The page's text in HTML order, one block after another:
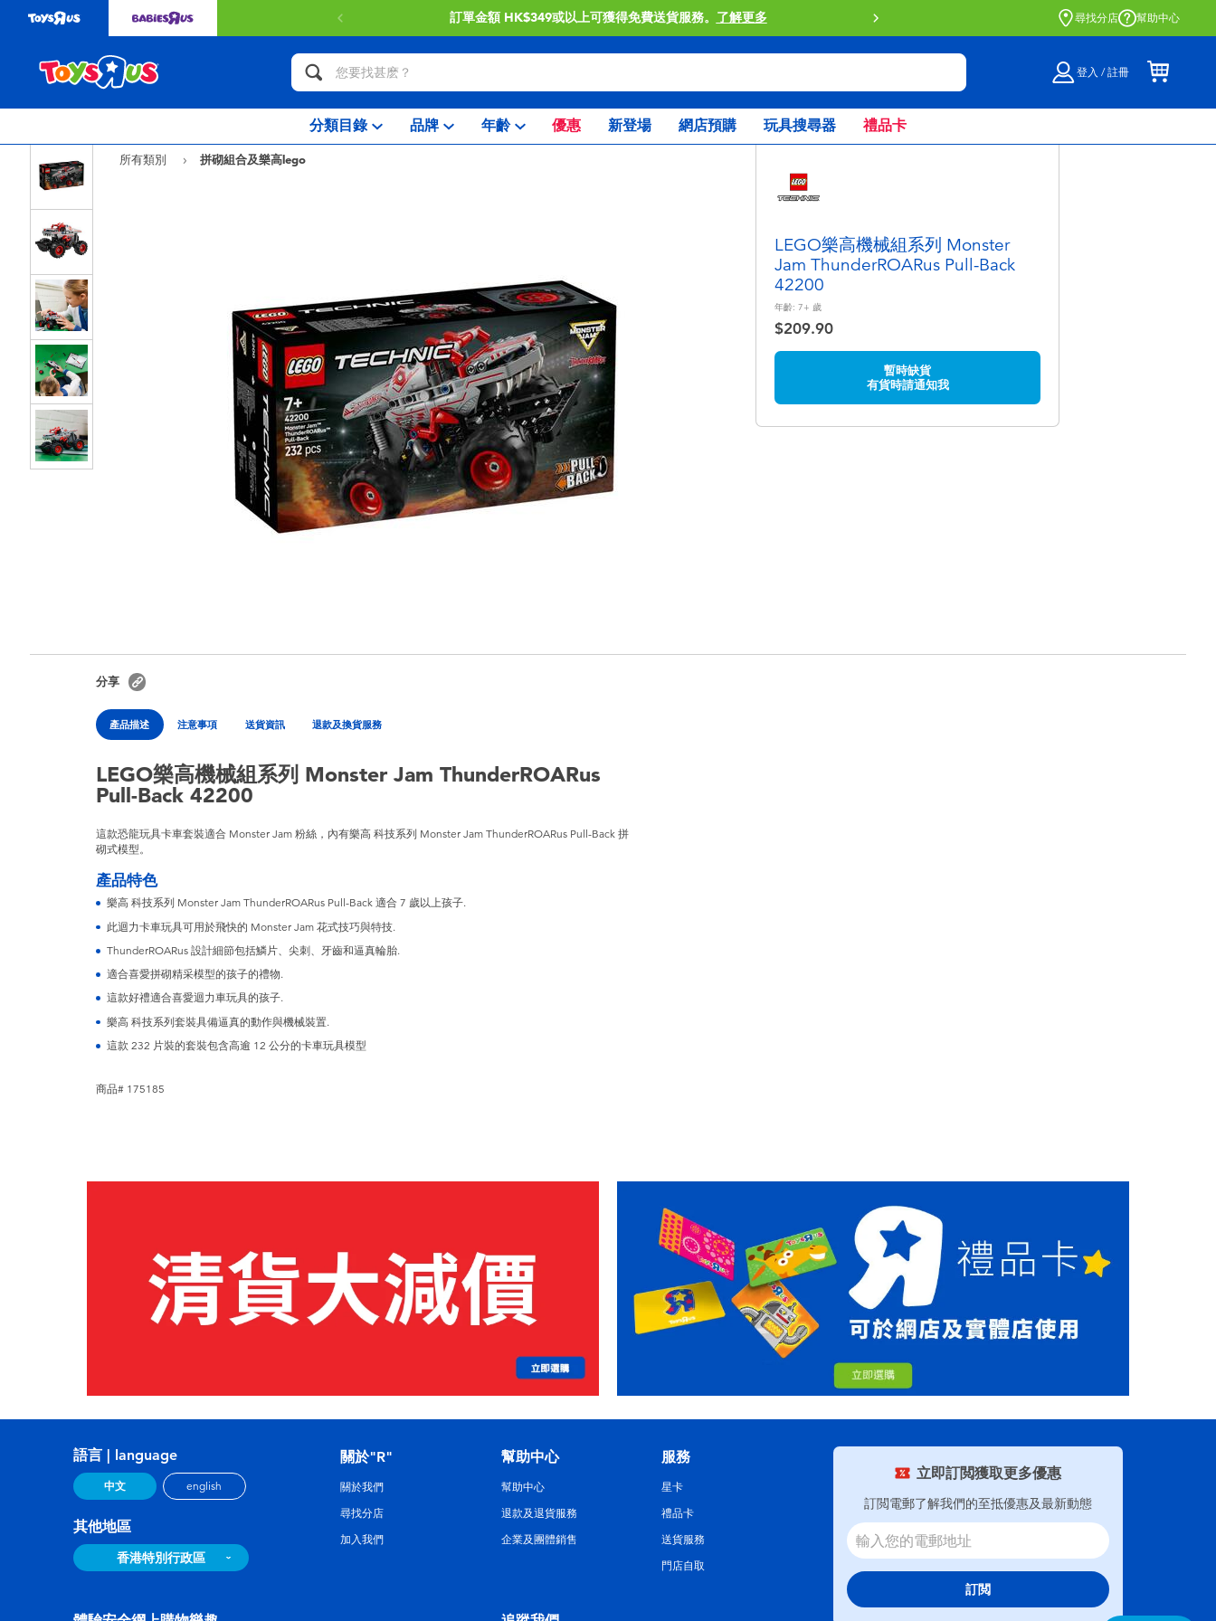
訂單金額 HK$349或以上可獲得免費送貨服務。 了解更多 門店自取服務 網上購買並在店內
尋找分店 幫助中心
登入 / 註冊
分類目錄 品牌 年齡 優惠 新登場 網店預購 玩具搜尋器 禮品卡
所有類別 拼砌組合及樂高lego
LEGO樂高機械組系列 Monster
Jam ThunderROARus Pull-Back
42200
年齡: 7+ 歲
$209.90
暫時缺貨
有貨時請通知我
分享
產品描述 注意事項 送貨資訊 退款及換貨服務
LEGO樂高機械組系列 Monster Jam ThunderROARus
Pull-Back 42200
這款恐龍玩具卡車套裝適合 Monster Jam 粉絲，內有樂高 科技系列 Monster Jam ThunderROARus Pull-Back 拼
砌式模型。
產品特色
樂高 科技系列 Monster Jam ThunderROARus Pull-Back 適合 7 歲以上孩子.
此迴力卡車玩具可用於飛快的 Monster Jam 花式技巧與特技.
ThunderROARus 設計細節包括鱗片、尖刺、牙齒和逼真輪胎.
適合喜愛拼砌精采模型的孩子的禮物.
這款好禮適合喜愛迴力車玩具的孩子.
樂高 科技系列套裝具備逼真的動作與機械裝置.
這款 232 片裝的套裝包含高逾 12 公分的卡車玩具模型
商品# 175185
立即訂閲獲取更多優惠
訂閲電郵了解我們的至抵優惠及最新動態
訂閲
語言 | language
中文 english
其他地區
香港特別行政區
關於"R"
關於我們
尋找分店
加入我們
幫助中心
幫助中心
退款及退貨服務
企業及團體銷售
服務
星卡
禮品卡
送貨服務
門店自取